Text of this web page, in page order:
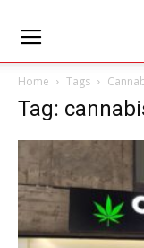
Home Tags
Tag: